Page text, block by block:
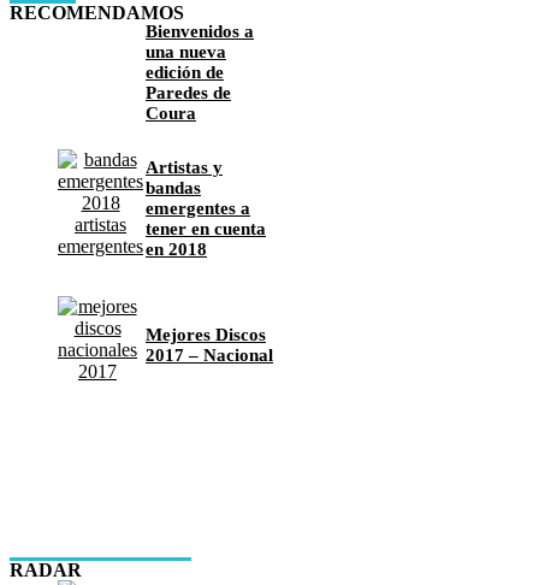
RECOMENDAMOS
Bienvenidos a
una nueva
edición de
Paredes de
Coura
Artistas y
bandas
emergentes a
tener en cuenta
en 2018
Mejores Discos
2017 – Nacional
RADAR